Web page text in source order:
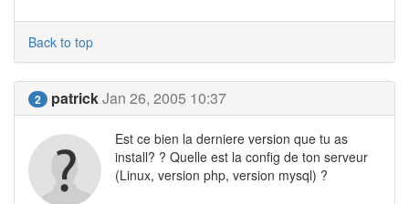
Back to top
2 patrickJan 26, 2005 10:37
Est ce bien la derniere version que tu as
install? ? Quelle est la config de ton serveur
(Linux, version php, version mysql) ?